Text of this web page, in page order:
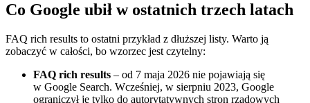
Co Google ubił w ostatnich trzech latach
FAQ rich results to ostatni przykład z dłuższej listy. Warto ją
zobaczyć w całości, bo wzorzec jest czytelny:
FAQ rich results – od 7 maja 2026 nie pojawiają się
w Google Search. Wcześniej, w sierpniu 2023, Google
ograniczył je tylko do autorytatywnych stron rządowych